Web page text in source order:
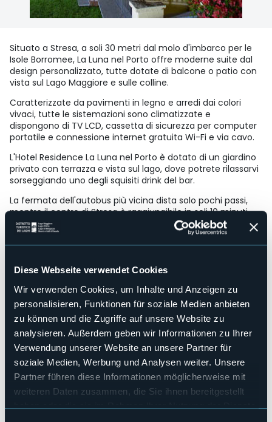
Diese Webseite verwendet Cookies
Wir verwenden Cookies, um Inhalte und Anzeigen zu
personalisieren, Funktionen für soziale Medien anbieten
zu können und die Zugriffe auf unsere Website zu
analysieren. Außerdem geben wir Informationen zu Ihrer
Verwendung unserer Website an unsere Partner für
soziale Medien, Werbung und Analysen weiter. Unsere
Partner führen diese Informationen möglicherweise mit
weiteren Daten zusammen, die Sie ihnen bereitgestellt
haben oder die sie im Rahmen Ihrer Nutzung der Dienste
Situato a Stresa, a soli 30 metri dal molo d'imbarco per le
Isole Borromee, La Luna nel Porto offre moderne suite dal
design personalizzato, tutte dotate di balcone o patio con
vista sul Lago Maggiore e sulle colline.
Caratterizzate da pavimenti in legno e arredi dai colori
vivaci, tutte le sistemazioni sono climatizzate e
dispongono di TV LCD, cassetta di sicurezza per computer
portatile e connessione internet gratuita Wi-Fi e via cavo.
L'Hotel Residence La Luna nel Porto è dotato di un giardino
privato con terrazza e vista sul lago, dove potrete rilassarvi
sorseggiando uno degli squisiti drink del bar.
La fermata dell'autobus più vicina dista solo pochi passi,
mentre il centro di Stresa è raggiungibile in soli 10 minuti
con una piacevole passeggiata sul lungolago.
Sì
Wellness
Kongresshalle
No
Hallenbad
No
Haustiere erlaubt
Sì
Anzahl der Wohnungen
12
Anzahl der Betten